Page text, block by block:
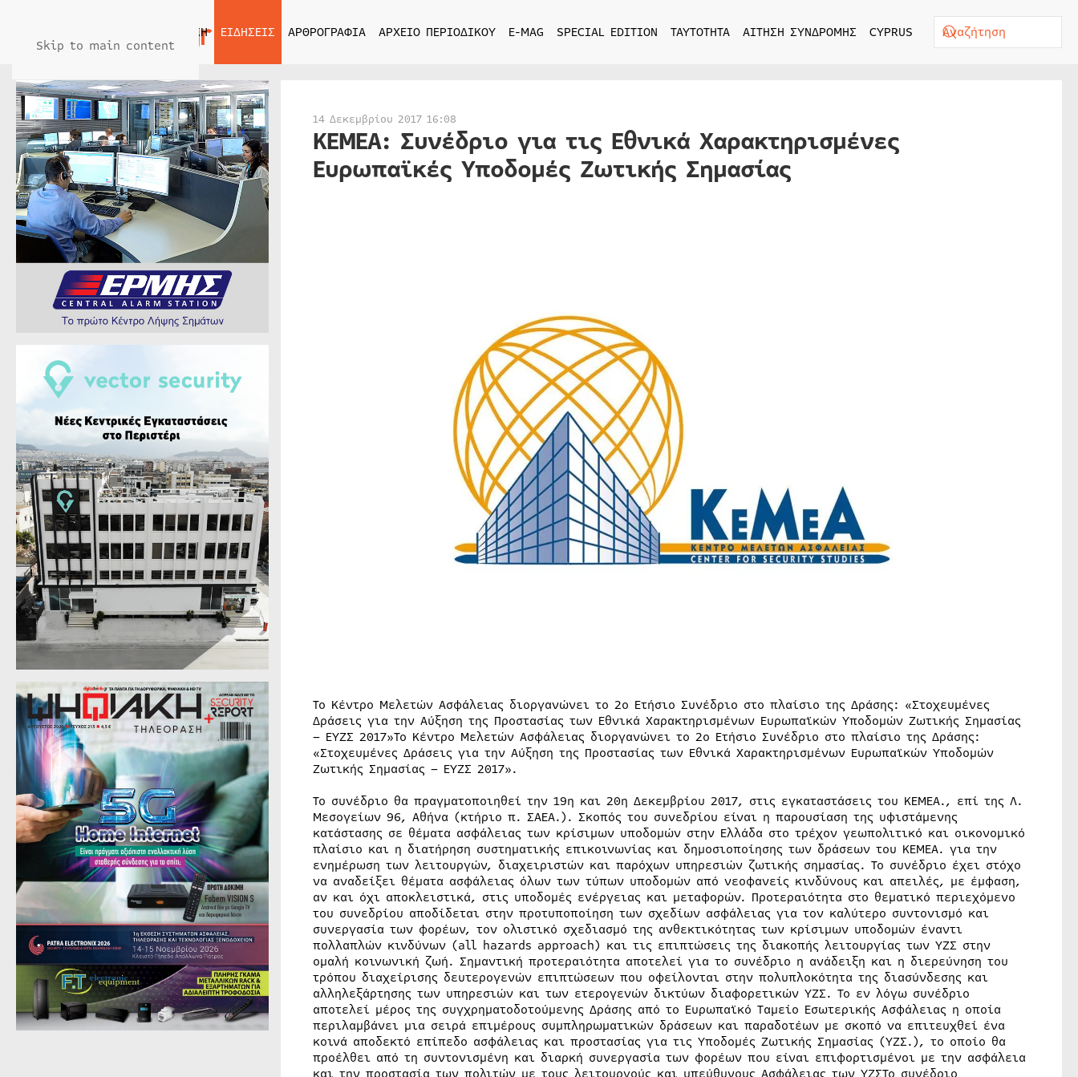
Skip to main content
ΑΡΧΙΚΗ ΕΙΔΗΣΕΙΣ ΑΡΘΡΟΓΡΑΦΙΑ ΑΡΧΕΙΟ ΠΕΡΙΟΔΙΚΟΥ E-MAG SPECIAL EDITION ΤΑΥΤΟΤΗΤΑ ΑΙΤΗΣΗ ΣΥΝΔΡΟΜΗΣ CYPRUS
14 Δεκεμβρίου 2017 16:08
KEMEA: Συνέδριο για τις Εθνικά Χαρακτηρισμένες
Ευρωπαϊκές Υποδομές Ζωτικής Σημασίας
Το Κέντρο Μελετών Ασφάλειας διοργανώνει το 2ο Ετήσιο Συνέδριο στο πλαίσιο της Δράσης: «Στοχευμένες
Δράσεις για την Αύξηση της Προστασίας των Εθνικά Χαρακτηρισμένων Ευρωπαϊκών Υποδομών Ζωτικής Σημασίας
– ΕΥΖΣ 2017»Το Κέντρο Μελετών Ασφάλειας διοργανώνει το 2ο Ετήσιο Συνέδριο στο πλαίσιο της Δράσης:
«Στοχευμένες Δράσεις για την Αύξηση της Προστασίας των Εθνικά Χαρακτηρισμένων Ευρωπαϊκών Υποδομών
Ζωτικής Σημασίας – ΕΥΖΣ 2017».
Το συνέδριο θα πραγματοποιηθεί την 19η και 20η Δεκεμβρίου 2017, στις εγκαταστάσεις του ΚΕΜΕΑ., επί της Λ.
Μεσογείων 96, Αθήνα (κτήριο π. ΣΑΕΑ.). Σκοπός του συνεδρίου είναι η παρουσίαση της υφιστάμενης
κατάστασης σε θέματα ασφάλειας των κρίσιμων υποδομών στην Ελλάδα στο τρέχον γεωπολιτικό και οικονομικό
πλαίσιο και η διατήρηση συστηματικής επικοινωνίας και δημοσιοποίησης των δράσεων του ΚΕΜΕΑ. για την
ενημέρωση των λειτουργών, διαχειριστών και παρόχων υπηρεσιών ζωτικής σημασίας. Το συνέδριο έχει στόχο
να αναδείξει θέματα ασφάλειας όλων των τύπων υποδομών από νεοφανείς κινδύνους και απειλές, με έμφαση,
αν και όχι αποκλειστικά, στις υποδομές ενέργειας και μεταφορών. Προτεραιότητα στο θεματικό περιεχόμενο
του συνεδρίου αποδίδεται στην προτυποποίηση των σχεδίων ασφάλειας για τον καλύτερο συντονισμό και
συνεργασία των φορέων, τον ολιστικό σχεδιασμό της ανθεκτικότητας των κρίσιμων υποδομών έναντι
πολλαπλών κινδύνων (all hazards approach) και τις επιπτώσεις της διακοπής λειτουργίας των ΥΖΣ στην
ομαλή κοινωνική ζωή. Σημαντική προτεραιότητα αποτελεί για το συνέδριο η ανάδειξη και η διερεύνηση του
τρόπου διαχείρισης δευτερογενών επιπτώσεων που οφείλονται στην πολυπλοκότητα της διασύνδεσης και
αλληλεξάρτησης των υπηρεσιών και των ετερογενών δικτύων διαφορετικών ΥΖΣ. Το εν λόγω συνέδριο
αποτελεί μέρος της συγχρηματοδοτούμενης Δράσης από το Ευρωπαϊκό Ταμείο Εσωτερικής Ασφάλειας η οποία
περιλαμβάνει μια σειρά επιμέρους συμπληρωματικών δράσεων και παραδοτέων με σκοπό να επιτευχθεί ένα
κοινά αποδεκτό επίπεδο ασφάλειας και προστασίας για τις Υποδομές Ζωτικής Σημασίας (ΥΖΣ.), το οποίο θα
προέλθει από τη συντονισμένη και διαρκή συνεργασία των φορέων που είναι επιφορτισμένοι με την ασφάλεια